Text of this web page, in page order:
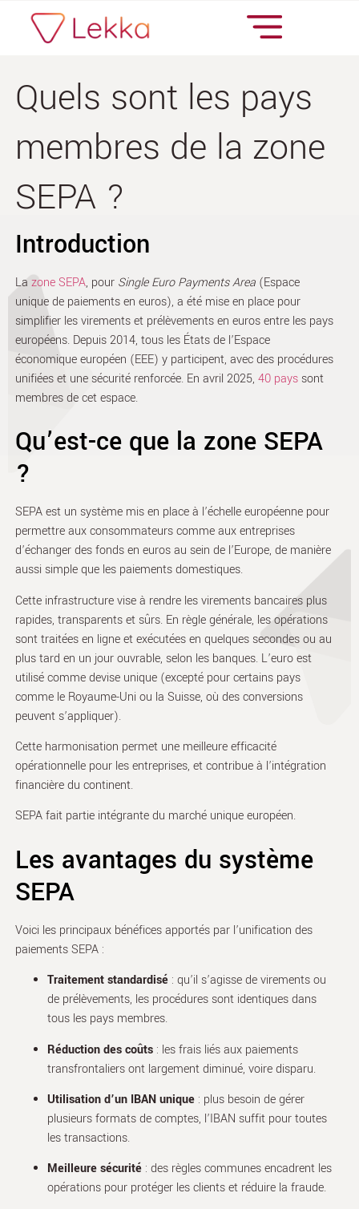
Quels sont les pays
membres de la zone
SEPA ?
Introduction
La zone SEPA, pour Single Euro Payments Area(Espace
unique de paiements en euros), a été mise en place pour
simplifier les virements et prélèvements en euros entre les pays
européens. Depuis 2014, tous les États de l’Espace
économique européen (EEE) y participent, avec des procédures
unifiées et une sécurité renforcée. En avril 2025, 40 payssont
membres de cet espace.
Qu’est-ce que la zone SEPA
?
SEPA est un système mis en place à l’échelle européenne pour
permettre aux consommateurs comme aux entreprises
d’échanger des fonds en euros au sein de l’Europe, de manière
aussi simple que les paiements domestiques.
Cette infrastructure vise à rendre les virements bancaires plus
rapides, transparents et sûrs. En règle générale, les opérations
sont traitées en ligne et exécutées en quelques secondes ou au
plus tard en un jour ouvrable, selon les banques. L’euro est
utilisé comme devise unique (excepté pour certains pays
comme le Royaume-Uni ou la Suisse, où des conversions
peuvent s’appliquer).
Cette harmonisation permet une meilleure efficacité
opérationnelle pour les entreprises, et contribue à l’intégration
financière du continent.
SEPA fait partie intégrante du marché unique européen.
Les avantages du système
SEPA
Voici les principaux bénéfices apportés par l’unification des
paiements SEPA :
Traitement standardisé: qu’il s’agisse de virements ou
de prélèvements, les procédures sont identiques dans
tous les pays membres.
Réduction des coûts: les frais liés aux paiements
transfrontaliers ont largement diminué, voire disparu.
Utilisation d’un IBAN unique: plus besoin de gérer
plusieurs formats de comptes, l’IBAN suffit pour toutes
les transactions.
Meilleure sécurité: des règles communes encadrent les
opérations pour protéger les clients et réduire la fraude.